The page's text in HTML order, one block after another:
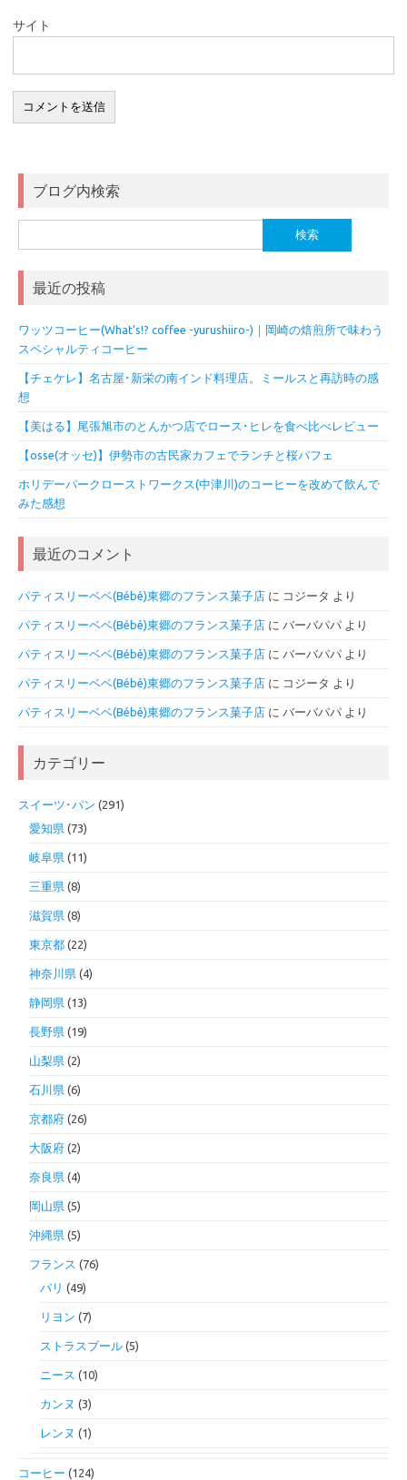
サイト
ブログ内検索
索:
最近の投稿
ワッツコーヒー(What’s!? coffee -yurushiiro-)｜岡崎の焙煎所で味わう
スペシャルティコーヒー
【チェケレ】名古屋･新栄の南インド料理店。ミールスと再訪時の感
想
【美はる】尾張旭市のとんかつ店でロース･ヒレを食べ比べレビュー
【osse(オッセ)】伊勢市の古民家カフェでランチと桜パフェ
ホリデーパークローストワークス(中津川)のコーヒーを改めて飲んで
みた感想
最近のコメント
パティスリーベベ(Bébé)東郷のフランス菓子店 に コジータ より
パティスリーベベ(Bébé)東郷のフランス菓子店 に バーバパパ より
パティスリーベベ(Bébé)東郷のフランス菓子店 に バーバパパ より
パティスリーベベ(Bébé)東郷のフランス菓子店 に コジータ より
パティスリーベベ(Bébé)東郷のフランス菓子店 に バーバパパ より
カテゴリー
スイーツ･パン (291)
愛知県 (73)
岐阜県 (11)
三重県 (8)
滋賀県 (8)
東京都 (22)
神奈川県 (4)
静岡県 (13)
長野県 (19)
山梨県 (2)
石川県 (6)
京都府 (26)
大阪府 (2)
奈良県 (4)
岡山県 (5)
沖縄県 (5)
フランス (76)
パリ (49)
リヨン (7)
ストラスブール (5)
ニース (10)
カンヌ (3)
レンヌ (1)
コーヒー (124)